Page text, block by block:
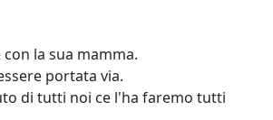
la sua mamma.
portata via.
di tutti noi ce l'ha faremo tutti